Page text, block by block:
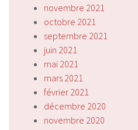
novembre 2021
octobre 2021
septembre 2021
juin 2021
mai 2021
mars 2021
février 2021
décembre 2020
novembre 2020